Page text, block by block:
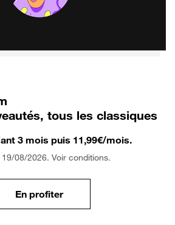
tous les classiques
3 mois puis 11,99€/mois.
08/2026. Voir conditions.
En profiter